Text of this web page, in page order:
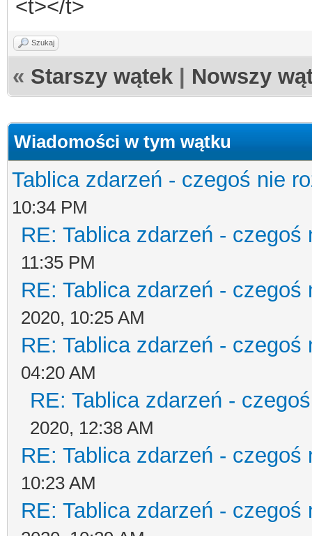
<t></t>
Szukaj
« Starszy wątek Nowszy
Wiadomości w tym wątku
Tablica zdarzeń - czegoś nie
10:34 PM
RE: Tablica zdarzeń - czegoś
11:35 PM
RE: Tablica zdarzeń - czegoś
2020, 10:25 AM
RE: Tablica zdarzeń - czegoś
04:20 AM
RE: Tablica zdarzeń -
2020, 12:38 AM
RE: Tablica zdarzeń - czegoś
10:23 AM
RE: Tablica zdarzeń - czegoś